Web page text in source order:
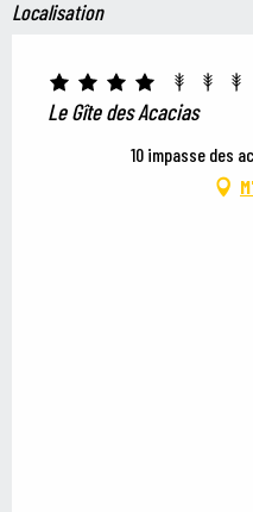
Localisation
Le Gîte des Acacias
10 impasse des